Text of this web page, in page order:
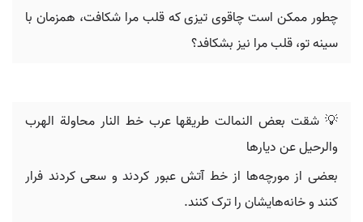
چطور ممکن است چاقوی تیزی که قلب مرا شکافت، همزمان با
سینه تو، قلب مرا نیز بشکافد؟
💡 ‬شقت بعض النمالت طريقها عرب خط النار محاولة الهرب
والرحيل‬ ‫عن ديارها‪
بعضی از مورچه‌ها از خط آتش عبور کردند و سعی کردند فرار
کنند و خانه‌هایشان را ترک کنند.